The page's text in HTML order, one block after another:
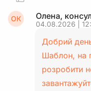
ОК Олена,
04.08.2026 |
Добрий
Шаблон, на
розробити